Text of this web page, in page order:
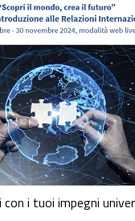
con i tuoi impegni